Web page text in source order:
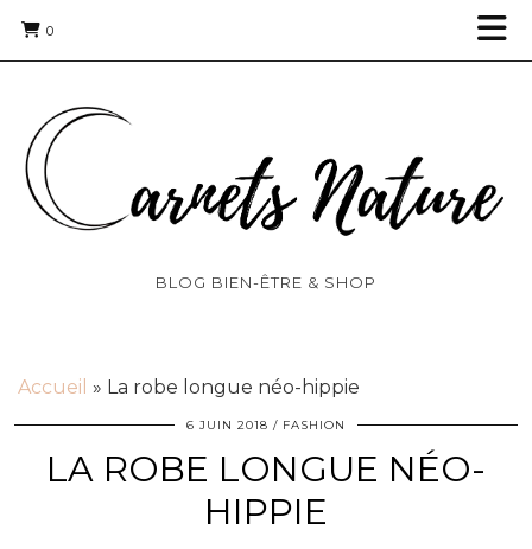
0
BLOG BIEN-ÊTRE & SHOP
Accueil » La robe longue néo-hippie
6 JUIN 2018 FASHION
LA ROBE LONGUE NÉO-
HIPPIE